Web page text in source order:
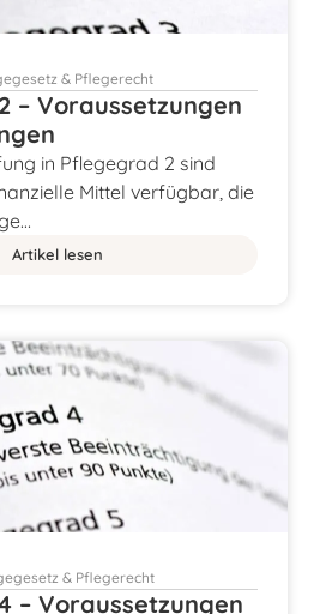
& Pflegerecht
– Voraussetzungen
in Pflegegrad 2 sind
Mittel verfügbar, die
Artikel lesen
& Pflegerecht
– Voraussetzungen